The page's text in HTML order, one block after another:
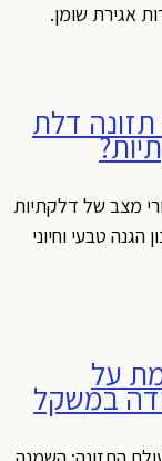
אגירת שומן.
תזונה דלת
מצב של דלקתיות
טבעי וחיוני
על
במשקל